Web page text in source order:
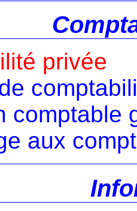
privée
comptable
aux